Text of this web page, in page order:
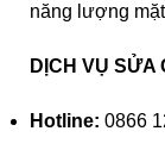
năng lượng
DỊCH VỤ
Hotline: 0866